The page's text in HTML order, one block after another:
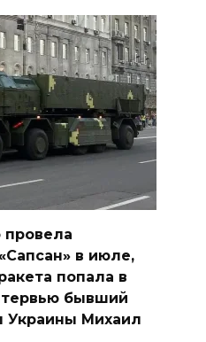
провела
в июле,
попала в
бывший
Украины Михаил